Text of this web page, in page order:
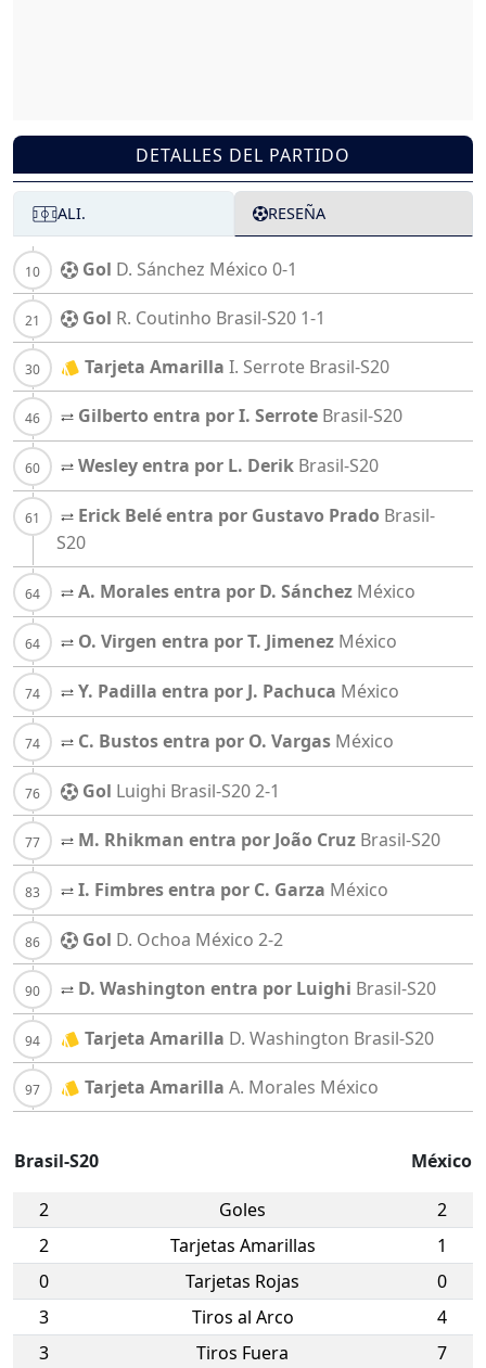
DETALLES DEL PARTIDO
ALI. RESEÑA
Gol D. Sánchez México 0-1
Gol R. Coutinho Brasil-S20 1-1
Tarjeta Amarilla I. Serrote Brasil-S20
Gilberto entra por I. Serrote Brasil-S20
Wesley entra por L. Derik Brasil-S20
Erick Belé entra por Gustavo Prado Brasil-
S20
A. Morales entra por D. Sánchez México
O. Virgen entra por T. Jimenez México
Y. Padilla entra por J. Pachuca México
C. Bustos entra por O. Vargas México
Gol Luighi Brasil-S202-1
M. Rhikman entra por João Cruz Brasil-S20
I. Fimbres entra por C. Garza México
Gol D. Ochoa México 2-2
D. Washington entra por Luighi Brasil-S20
Tarjeta Amarilla D. Washington Brasil-S20
Tarjeta Amarilla A. Morales México
Brasil-S20 México
2 Goles
2
2
Tarjetas Amarillas
1
0
Tarjetas Rojas
0
3
Tiros al Arco
4
3
Tiros Fuera
7